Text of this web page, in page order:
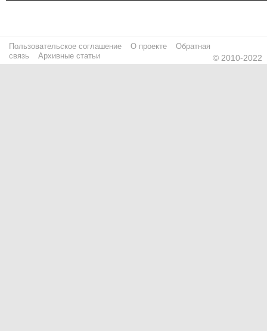
Пользовательское соглашение О проекте
Обратная
связь
Архивные статьи © 2010-2022